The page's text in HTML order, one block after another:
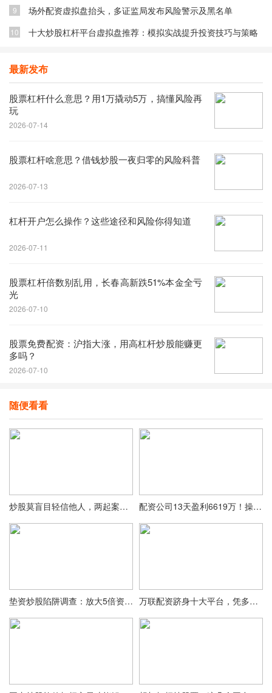
9 场外配资虚拟盘抬头，多证监局发布风险警示及黑名单
10 十大炒股杠杆平台虚拟盘推荐：模拟实战提升投资技巧与策略
最新发布
股票杠杆什么意思？用1万撬动5万，搞懂风险再
玩
2026-07-14
股票杠杆啥意思？借钱炒股一夜归零的风险科普
2026-07-13
杠杆开户怎么操作？这些途径和风险你得知道
2026-07-11
股票杠杆倍数别乱用，长春高新跌51%本金全亏
光
2026-07-10
股票免费配资：沪指大涨，用高杠杆炒股能赚更
多吗？
2026-07-10
随便看看
炒股莫盲目轻信他人，两起案例敲响投资风险警钟 配资公司13天盈利6619万！操纵45个账户割韭菜，两名犯罪分子被罚款2.65亿，三大操纵手法被曝光
垫资炒股陷阱调查：放大5倍资金背后的风险与证券公司融资融券区别 万联配资跻身十大平台，凭多维度卓越表现守护投资者财富